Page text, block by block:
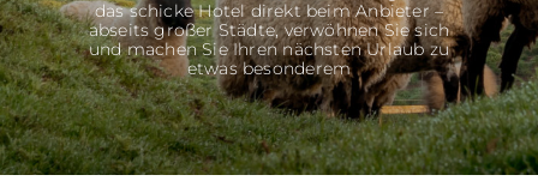
das schicke Hotel direkt beim Anbieter –
abseits großer Städte, verwöhnen Sie sich
und machen Sie Ihren nächsten Urlaub zu
etwas besonderem